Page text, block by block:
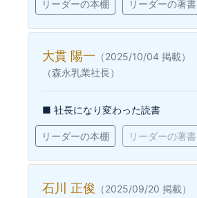
リーダーの本棚 リーダーの著書
大貫 陽一 （2025/10/04 掲載）
（森永乳業社長）
■ 社長になり変わった読書
リーダーの本棚 リーダーの著書
石川 正俊 （2025/09/20 掲載）